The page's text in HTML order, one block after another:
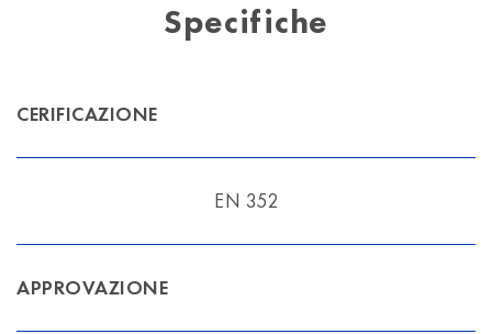
Specifiche
CERIFICAZIONE
EN 352
APPROVAZIONE